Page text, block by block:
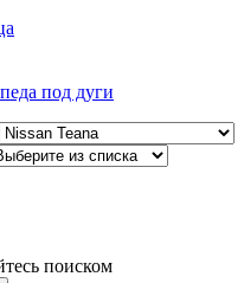
под дуги
поиском